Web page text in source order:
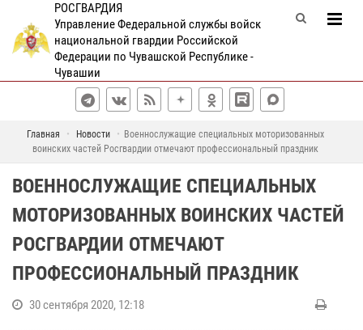
РОСГВАРДИЯ
Управление Федеральной службы войск
национальной гвардии Российской
Федерации по Чувашской Республике -
Чувашии
Главная Новости
Военнослужащие специальных моторизованных
воинских частей Росгвардии отмечают профессиональный праздник
ВОЕННОСЛУЖАЩИЕ СПЕЦИАЛЬНЫХ
МОТОРИЗОВАННЫХ ВОИНСКИХ ЧАСТЕЙ
РОСГВАРДИИ ОТМЕЧАЮТ
ПРОФЕССИОНАЛЬНЫЙ ПРАЗДНИК
30 сентября 2020, 12:18